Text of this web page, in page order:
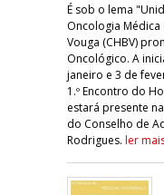
É sob o lema
Oncologia
Vouga (CHBV)
Oncológico. A
janeiro e 3 de
1.º Encontro do
estará presente
do Conselho de
Rodrigues. ler